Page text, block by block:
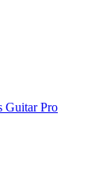
Guitar Pro